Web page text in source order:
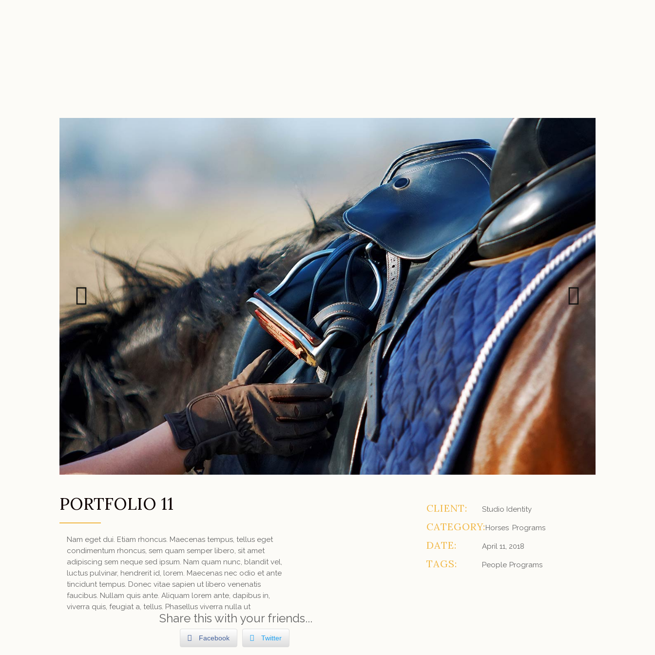
PORTFOLIO 11
Nam eget dui. Etiam rhoncus. Maecenas tempus, tellus eget
condimentum rhoncus, sem quam semper libero, sit amet
adipiscing sem neque sed ipsum. Nam quam nunc, blandit vel,
luctus pulvinar, hendrerit id, lorem. Maecenas nec odio et ante
tincidunt tempus. Donec vitae sapien ut libero venenatis
faucibus. Nullam quis ante. Aliquam lorem ante, dapibus in,
viverra quis, feugiat a, tellus. Phasellus viverra nulla ut
Share this with your friends...
Facebook Twitter
CLIENT: Studio Identity
CATEGORY:Horses Programs
DATE: April 11, 2018
TAGS: People Programs